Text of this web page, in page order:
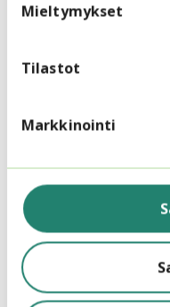
Mieltymykset
Tilastot
Markkinointi
24.11.2021
käyttövalmiit